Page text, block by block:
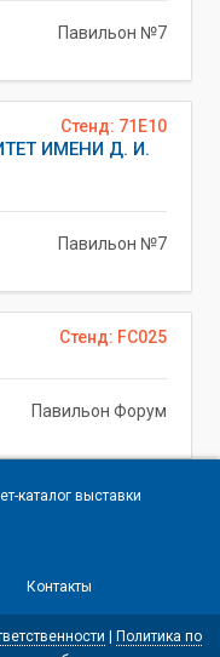
Павильон №7
Стенд: 71E10
ИМЕНИ Д. И.
Павильон №7
Стенд: FC025
Павильон Форум
каталог выставки
Контакты
Политика по